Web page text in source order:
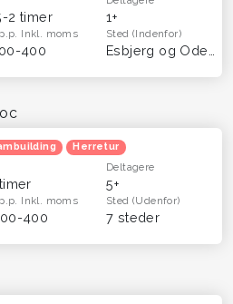
2 timer 1+
Inkl. moms
400
Sted(Indenfor)
Herretur
Deltagere
5+
Inkl. moms
400
Sted(Udenfor)
7 steder